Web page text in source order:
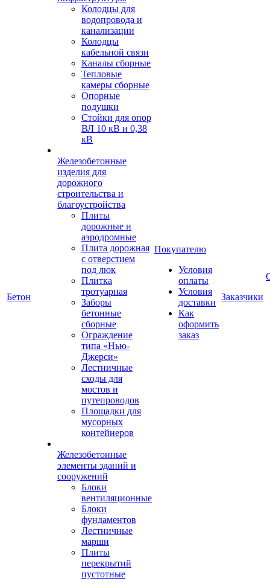
Бетон
Колодцы для
водопровода и
канализации
Колодцы
кабельной связи
Каналы сборные
Тепловые
камеры сборные
Опорные
подушки
Стойки для опор
ВЛ 10 кВ и 0,38
кВ
Железобетонные
изделия для
дорожного
строительства и
благоустройства
Плиты
дорожные и
аэродромные
Плита дорожная
с отверстием
под люк
Плитка
тротуарная
Заборы
бетонные
сборные
Ограждение
типа «Нью-
Джерси»
Лестничные
сходы для
мостов и
путепроводов
Площадки для
мусорных
контейнеров
Железобетонные
элементы зданий и
сооружений
Блоки
вентиляционные
Блоки
фундаментов
Лестничные
марши
Плиты
перекрытий
пустотные
Покупателю
Условия
оплаты
Условия
доставки
Как
оформить
заказ
Заказчики